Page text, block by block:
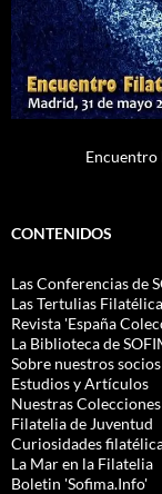
CONTENIDOS
Las Conferencias de
Las Tertulias
Revista 'España
La Biblioteca de
Sobre nuestros socios
Estudios y Artículos
Nuestras Colecciones
Filatelia de Juventud
Curiosidades
La Mar en la Filatelia
Boletin 'Sofima.Info'